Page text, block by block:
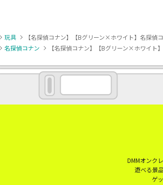
玩具
【名探偵コナン】【Bグリーン×ホワイト】名探
名探偵コナン 【名探偵コナン】【Bグリーン×ホワイ
DMMオンク
遊べる景
ゲ